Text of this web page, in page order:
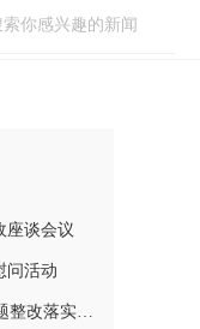
座谈会议
问活动
落实工作